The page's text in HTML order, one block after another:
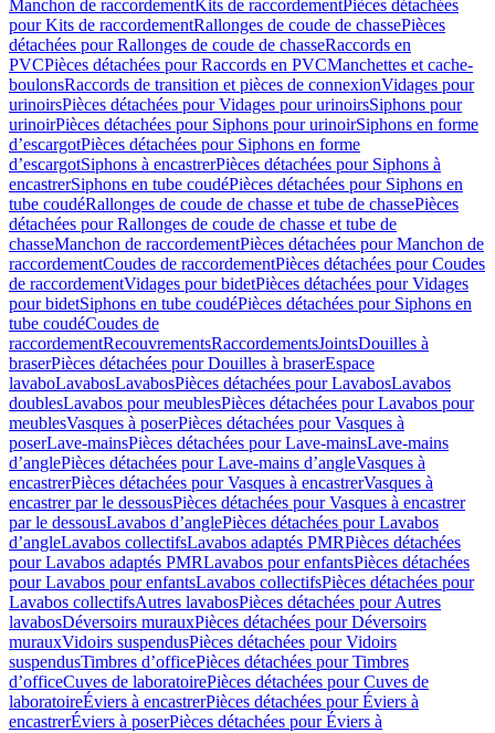
Manchon de raccordementKits de raccordementPièces détachées
pour Kits de raccordementRallonges de coude de chassePièces
détachées pour Rallonges de coude de chasseRaccords en
PVCPièces détachées pour Raccords en PVCManchettes et cache-
boulonsRaccords de transition et pièces de connexionVidages pour
urinoirsPièces détachées pour Vidages pour urinoirsSiphons pour
urinoirPièces détachées pour Siphons pour urinoirSiphons en forme
d’escargotPièces détachées pour Siphons en forme
d’escargotSiphons à encastrerPièces détachées pour Siphons à
encastrerSiphons en tube coudéPièces détachées pour Siphons en
tube coudéRallonges de coude de chasse et tube de chassePièces
détachées pour Rallonges de coude de chasse et tube de
chasseManchon de raccordementPièces détachées pour Manchon de
raccordementCoudes de raccordementPièces détachées pour Coudes
de raccordementVidages pour bidetPièces détachées pour Vidages
pour bidetSiphons en tube coudéPièces détachées pour Siphons en
tube coudéCoudes de
raccordementRecouvrementsRaccordementsJointsDouilles à
braserPièces détachées pour Douilles à braserEspace
lavaboLavabosLavabosPièces détachées pour LavabosLavabos
doublesLavabos pour meublesPièces détachées pour Lavabos pour
meublesVasques à poserPièces détachées pour Vasques à
poserLave-mainsPièces détachées pour Lave-mainsLave-mains
d’anglePièces détachées pour Lave-mains d’angleVasques à
encastrerPièces détachées pour Vasques à encastrerVasques à
encastrer par le dessousPièces détachées pour Vasques à encastrer
par le dessousLavabos d’anglePièces détachées pour Lavabos
d’angleLavabos collectifsLavabos adaptés PMRPièces détachées
pour Lavabos adaptés PMRLavabos pour enfantsPièces détachées
pour Lavabos pour enfantsLavabos collectifsPièces détachées pour
Lavabos collectifsAutres lavabosPièces détachées pour Autres
lavabosDéversoirs murauxPièces détachées pour Déversoirs
murauxVidoirs suspendusPièces détachées pour Vidoirs
suspendusTimbres dʼofficePièces détachées pour Timbres
dʼofficeCuves de laboratoirePièces détachées pour Cuves de
laboratoireÉviers à encastrerPièces détachées pour Éviers à
encastrerÉviers à poserPièces détachées pour Éviers à